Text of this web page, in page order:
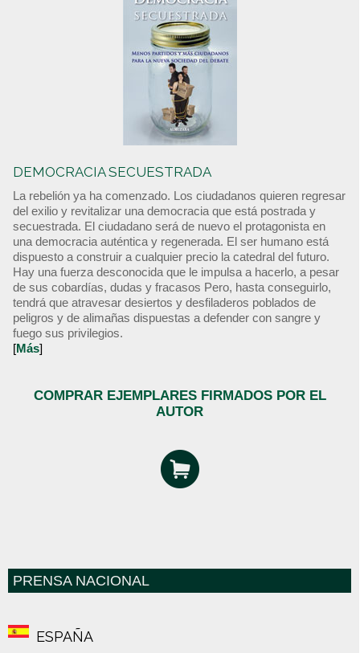
DEMOCRACIA SECUESTRADA
La rebelión ya ha comenzado. Los ciudadanos quieren regresar
del exilio y revitalizar una democracia que está postrada y
secuestrada. El ciudadano será de nuevo el protagonista en
una democracia auténtica y regenerada. El ser humano está
dispuesto a construir a cualquier precio la catedral del futuro.
Hay una fuerza desconocida que le impulsa a hacerlo, a pesar
de sus cobardías, dudas y fracasos Pero, hasta conseguirlo,
tendrá que atravesar desiertos y desfiladeros poblados de
peligros y de alimañas dispuestas a defender con sangre y
fuego sus privilegios.
[Más]
COMPRAR EJEMPLARES FIRMADOS POR EL
AUTOR
PRENSA NACIONAL
ESPAÑA